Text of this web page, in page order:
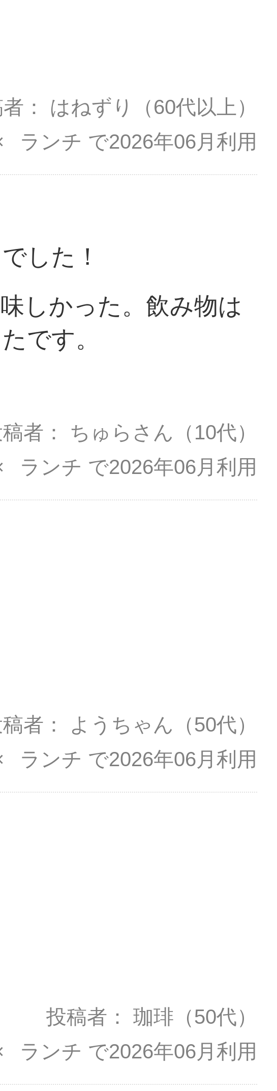
はねずり
（60代以上）
ランチ 2026年06月
した！
しかった。飲み物は
です。
者 ちゅらさん （10代）
ランチ 2026年06月
者 ようちゃん （50代）
ランチ 2026年06月
投稿者 珈琲 （50代）
ランチ 2026年06月